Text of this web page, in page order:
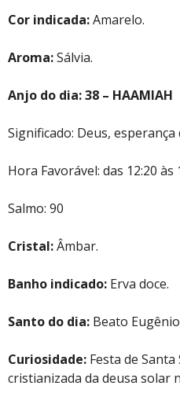
Cor indicada:Amarelo.
Aroma:Sálvia.
Anjo do dia: 38 – HAAMIAH
Significado: Deus,
Hora Favorável: das 12:20 às
Salmo: 90
Cristal:Âmbar.
Banho indicado: Erva doce.
Santo do dia: Beato
Curiosidade: Festa de
cristianizada da deusa solar